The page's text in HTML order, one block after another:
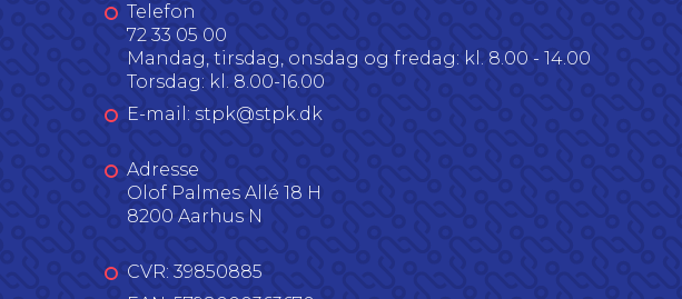
Telefon
72 33 05 00
Mandag, tirsdag, onsdag og fredag: kl. 8.00 - 14.00
Torsdag: kl. 8.00-16.00
E-mail: stpk@stpk.dk
Adresse
Olof Palmes Allé 18 H
8200 Aarhus N
CVR: 39850885